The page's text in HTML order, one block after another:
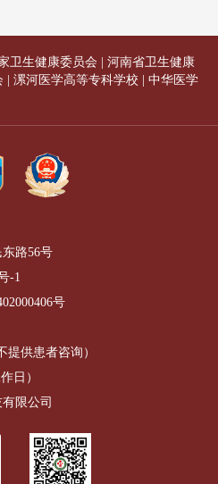
卫生健康委员会
河南省卫生健康
漯河医学高等专科学校
中华医学
路56号
-1
号
提供患者咨询）
日）
限公司